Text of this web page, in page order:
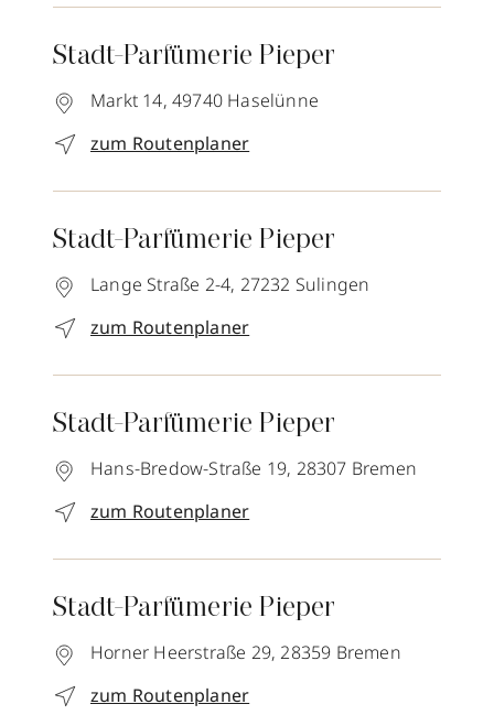
Stadt-Parfümerie Pieper
Markt 14, 49740 Haselünne
zum Routenplaner
Stadt-Parfümerie Pieper
Lange Straße 2-4, 27232 Sulingen
zum Routenplaner
Stadt-Parfümerie Pieper
Hans-Bredow-Straße 19, 28307 Bremen
zum Routenplaner
Stadt-Parfümerie Pieper
Horner Heerstraße 29, 28359 Bremen
zum Routenplaner